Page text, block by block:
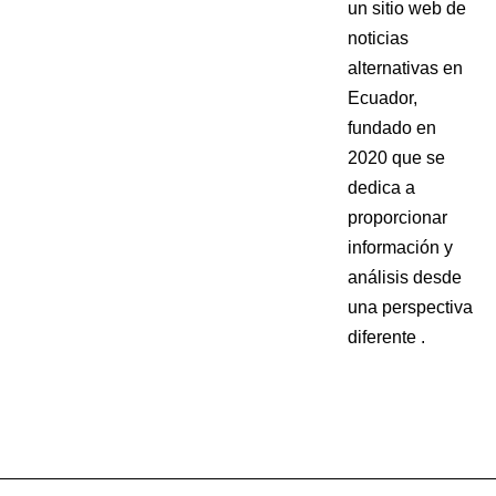
un sitio web de
noticias
alternativas en
Ecuador,
fundado en
2020 que se
dedica a
proporcionar
información y
análisis desde
una perspectiva
diferente .